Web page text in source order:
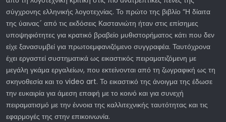
σύγχρονης ελληνικής λογοτεχνίας. Το πρώτο της βιβλίο “Η δίαιτα
της ύαινας´ από τις εκδόσεις Καστανιώτη ήταν στις επίσημες
υποψηφιότητες για κρατικό βραβείο μυθιστορήματος κάτι που δεν
είχε ξανασυμβεί για πρωτοεμφανιζόμενο συγγραφέα. Ταυτόχρονα
έχει εργαστεί συστηματικά ως εικαστικός πειραματιζόμενη με
μεγάλη γκάμα εργαλείων, που εκτείνονται από τη ζωγραφική ως τη
σκηνοθεσία και το video art. Το εικαστικό της άνοιγμα της έδωσε
την ευκαιρία για άμεση επαφή με το κοινό και για συνεχή
πειραματισμό με την έννοια της καλλιτεχνικής ταυτότητας και τις
εφαρμογές της στην επικοινωνία.